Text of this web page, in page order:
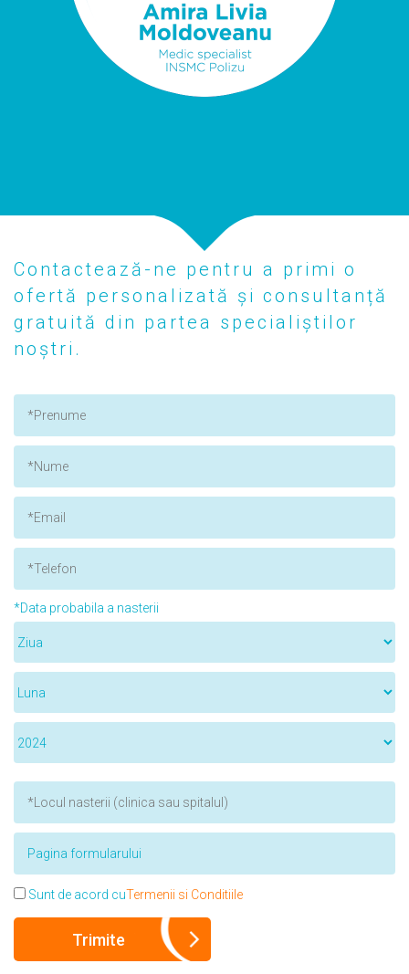
Contactează-ne pentru a primi o
ofertă personalizată și consultanță
gratuită din partea specialiștilor
noștri.
*Data probabila a nasterii
Sunt de acord cuTermenii si Conditiile